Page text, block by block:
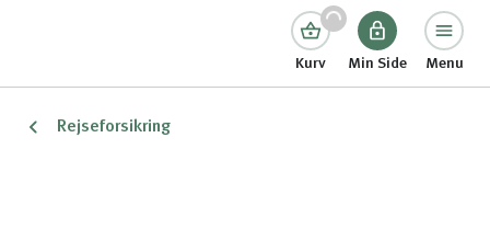
Kurv Min Side Menu
Rejseforsikring